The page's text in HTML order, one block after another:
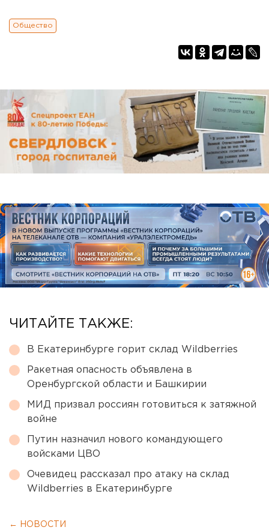
Общество
ЧИТАЙТЕ ТАКЖЕ:
В Екатеринбурге горит склад Wildberries
Ракетная опасность объявлена в
Оренбургской области и Башкирии
МИД призвал россиян готовиться к затяжной
войне
Путин назначил нового командующего
войсками ЦВО
Очевидец рассказал про атаку на склад
Wildberries в Екатеринбурге
← НОВОСТИ